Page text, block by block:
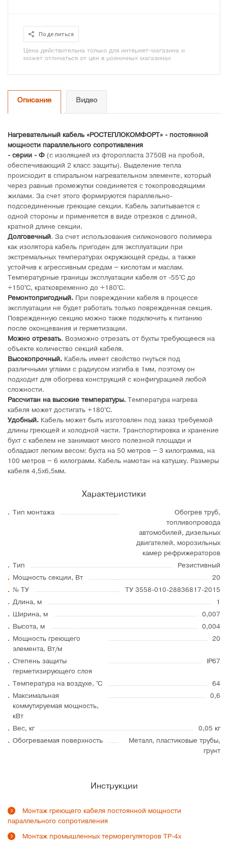
Поделиться
Цена действительна только для интернет-магазина и
может отличаться от цен в розничных магазинах
Описание Видео
Нагревательный кабель «РОСТЕПЛОКОМФОРТ» - постоянной
мощности параллельного сопротивления
- серии - Ф (с изоляцией из фторопласта 3750В на пробой,
обеспечивающий 2 класс защиты). Выделение тепла
происходит в спиральном нагревательном элементе, который
через равные промежутки соединяется с токопроводящими
жилами. За счет этого формируются параллельно-
подсоединенные греющие секции. Кабель запитывается с
одной стороны и применяется в виде отрезков с длиной,
кратной длине секции.
Долговечный. За счет использования силиконового полимера
как изолятора кабель пригоден для эксплуатации при
экстремальных температурах окружающей среды, а также
устойчив к агрессивным средам – кислотам и маслам.
Температурные границы эксплуатации кабеля от -55°C до
+150°C, кратковременно до +180°C.
Ремонтопригодный. При повреждении кабеля в процессе
эксплуатации не будет работать только поврежденная секция.
Поврежденную секцию можно также подключить к питанию
после оконцевания и герметизации.
Можно отрезать. Возможно отрезать от бухты требующееся на
объекте количество секций кабеля.
Высокопрочный. Кабель имеет свойство гнуться под
различными углами с радиусом изгиба в 1мм, поэтому он
подходит для обогрева конструкций с конфигурацией любой
сложности.
Рассчитан на высокие температуры. Температура нагрева
кабеля может достигать +180°C.
Удобный. Кабель может быть изготовлен под заказ требуемой
длины греющей и холодной части. Транспортировка и хранение
бухт с кабелем не занимают много полезной площади и
обладают легким весом: бухта на 50 метров – 3 килограмма, на
100 метров – 6 килограмм. Кабель намотан на катушку. Размеры
кабеля 4,5х6,5мм.
Характеристики
Тип монтажа
Обогрев труб,
топливопровода
автомобилей, дизельных
двигателей, морозильных
камер рефрижераторов
Тип
Резистивный
Мощность секции, Вт
20
№ ТУ
ТУ 3558-010-28836817-2015
Длина, м
1
Ширина, м
0,007
Высота, м
0,004
Мощность греющего
элемента, Вт/м
20
Степень защиты
герметизирующего слоя
IP67
Температура на воздухе, °C
64
Максимальная
коммутируемая мощность,
кВт
0,6
Вес, кг
0,05 кг
Обогреваемая поверхность
Металл, пластиковые трубы,
грунт
Инструкции
Монтаж греющего кабеля постоянной мощности
параллельного сопротивления
Монтаж промышленных терморегуляторов ТР-4х